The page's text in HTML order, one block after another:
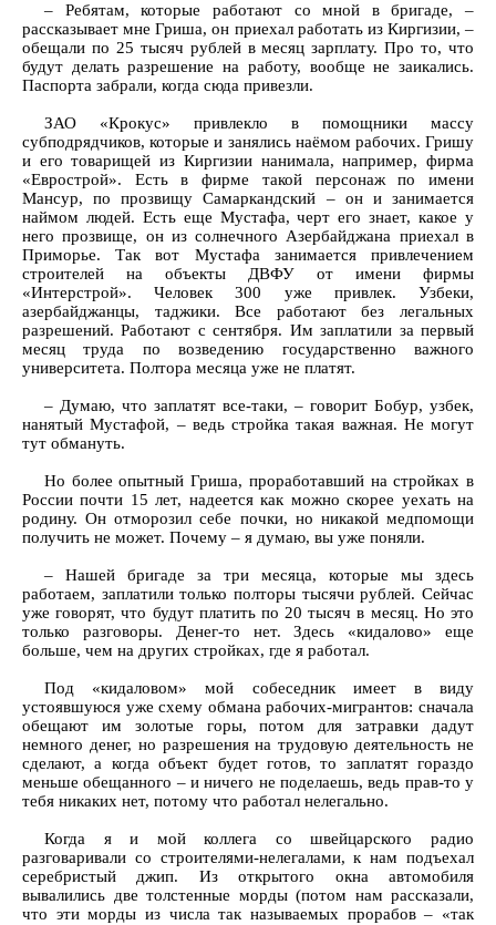
– Ребятам, которые работают со мной в бригаде, –
рассказывает мне Гриша, он приехал работать из Киргизии, –
обещали по 25 тысяч рублей в месяц зарплату. Про то, что
будут делать разрешение на работу, вообще не заикались.
Паспорта забрали, когда сюда привезли.
ЗАО «Крокус» привлекло в помощники массу
субподрядчиков, которые и занялись наёмом рабочих. Гришу
и его товарищей из Киргизии нанимала, например, фирма
«Еврострой». Есть в фирме такой персонаж по имени
Мансур, по прозвищу Самаркандский – он и занимается
наймом людей. Есть еще Мустафа, черт его знает, какое у
него прозвище, он из солнечного Азербайджана приехал в
Приморье. Так вот Мустафа занимается привлечением
строителей на объекты ДВФУ от имени фирмы
«Интерстрой». Человек 300 уже привлек. Узбеки,
азербайджанцы, таджики. Все работают без легальных
разрешений. Работают с сентября. Им заплатили за первый
месяц труда по возведению государственно важного
университета. Полтора месяца уже не платят.
– Думаю, что заплатят все-таки, – говорит Бобур, узбек,
нанятый Мустафой, – ведь стройка такая важная. Не могут
тут обмануть.
Но более опытный Гриша, проработавший на стройках в
России почти 15 лет, надеется как можно скорее уехать на
родину. Он отморозил себе почки, но никакой медпомощи
получить не может. Почему – я думаю, вы уже поняли.
– Нашей бригаде за три месяца, которые мы здесь
работаем, заплатили только полторы тысячи рублей. Сейчас
уже говорят, что будут платить по 20 тысяч в месяц. Но это
только разговоры. Денег-то нет. Здесь «кидалово» еще
больше, чем на других стройках, где я работал.
Под «кидаловом» мой собеседник имеет в виду
устоявшуюся уже схему обмана рабочих-мигрантов: сначала
обещают им золотые горы, потом для затравки дадут
немного денег, но разрешения на трудовую деятельность не
сделают, а когда объект будет готов, то заплатят гораздо
меньше обещанного – и ничего не поделаешь, ведь прав-то у
тебя никаких нет, потому что работал нелегально.
Когда я и мой коллега со швейцарского радио
разговаривали со строителями-нелегалами, к нам подъехал
серебристый джип. Из открытого окна автомобиля
вывалились две толстенные морды (потом нам рассказали,
что эти морды из числа так называемых прорабов – «так